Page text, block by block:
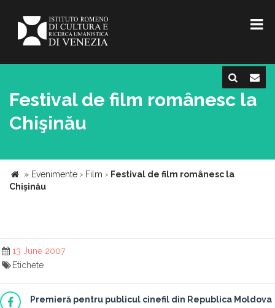
Festival de film românesc la
Chişinău
» Evenimente › Film › Festival de film românesc la
Chişinău
13 June 2007
Etichete
Premieră pentru publicul cinefil din Republica Moldova